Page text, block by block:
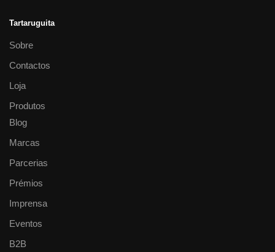
Tartaruguita
Sobre
Contactos
Loja
Produtos
Blog
Marcas
Parcerias
Prémios
Imprensa
Eventos
B2B